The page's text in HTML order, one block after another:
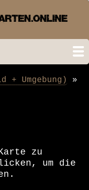
Umgebung)
zu
um die